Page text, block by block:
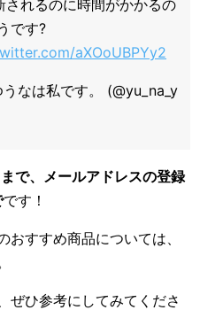
されるのに時間がかかるの
です?
aXOoUBPYy2
なは私です。 (@yu_na_y
で、メールアドレスの登録
です！
すすめ商品については、
ぜひ参考にしてみてくださ